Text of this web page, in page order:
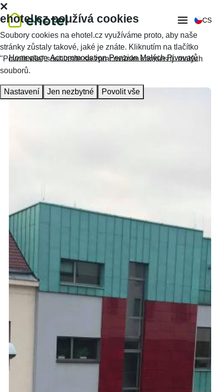
CS
Homepage Accommodation Penzion Malých Pivovarů
ehotel.cz používá cookies
Soubory cookies na ehotel.cz využíváme proto, aby naše
stránky zůstaly takové, jaké je znáte. Kliknutím na tlačítko
"Povolit vše" souhlasíte se zpracováním cookies tj. malých
souborů.
Nastavení Jen nezbytné Povolit vše